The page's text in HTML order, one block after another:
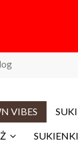
VIBES
SUKIENKI